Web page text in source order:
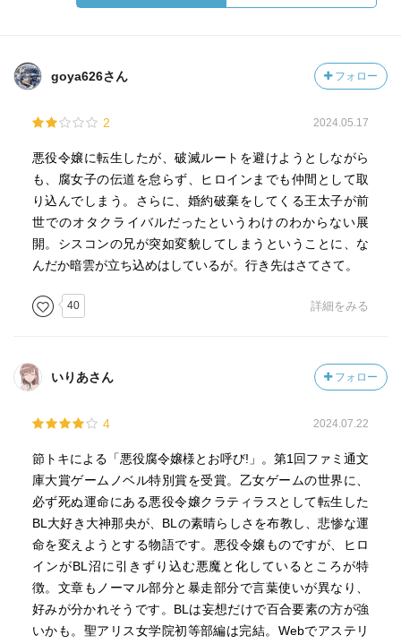
goya626さん フォロー
2 2024.05.17
悪役令嬢に転生したが、破滅ルートを避けようとしながら
も、腐女子の伝道を怠らず、ヒロインまでも仲間として取
り込んでしまう。さらに、婚約破棄をしてくる王太子が前
世でのオタクライバルだったというわけのわからない展
開。シスコンの兄が突如変貌してしまうということに、な
んだか暗雲が立ち込めはしているが。行き先はさてさて。
40 詳細をみる
いりあさん フォロー
4 2024.07.22
節トキによる「悪役腐令嬢様とお呼び!」。第1回ファミ通文
庫大賞ゲームノベル特別賞を受賞。乙女ゲームの世界に、
必ず死ぬ運命にある悪役令嬢クラティラスとして転生した
BL大好き大神那央が、BLの素晴らしさを布教し、悲惨な運
命を変えようとする物語です。悪役令嬢ものですが、ヒロ
インがBL沼に引きずり込む悪魔と化しているところが特
徴。文章もノーマル部分と暴走部分で言葉使いが異なり、
好みが分かれそうです。BLは妄想だけで百合要素の方が強
いかも。聖アリス女学院初等部編は完結。Webでアステリ